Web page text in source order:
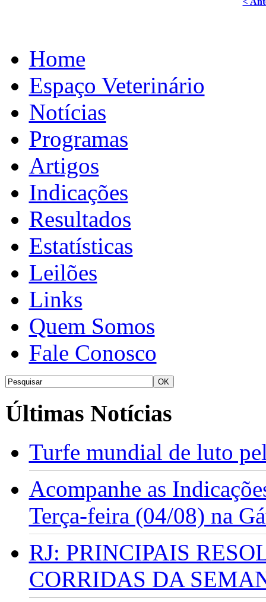
Home
Espaço Veterinário
Notícias
Programas
Artigos
Indicações
Resultados
Estatísticas
Leilões
Links
Quem Somos
Fale Conosco
Últimas Notícias
Turfe mundial de luto
Acompanhe as
Terça-feira (04/08) na
RJ: PRINCIPAIS
CORRIDAS DA